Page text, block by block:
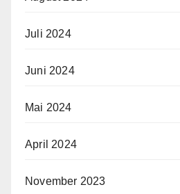
Juli 2024
Juni 2024
Mai 2024
April 2024
November 2023